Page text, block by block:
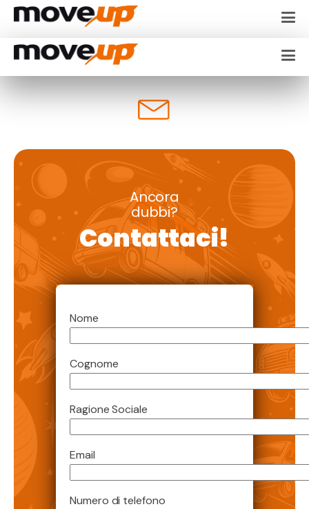
Ancora
dubbi?
Contattaci!
Nome
Cognome
Ragione Sociale
Email
Numero di telefono